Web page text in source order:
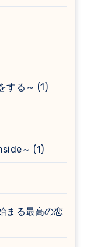
する～ (1)
～ (1)
まる最高の恋